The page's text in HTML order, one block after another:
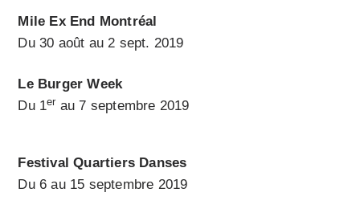
Mile Ex End Montréal
Du 30 août au 2 sept. 2019
Le Burger Week
Du 1er au 7 septembre 2019
Festival Quartiers Danses
Du 6 au 15 septembre 2019